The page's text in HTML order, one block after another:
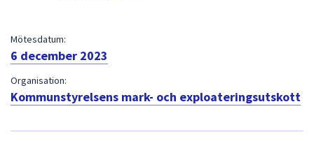
Mötesdatum:
6 december 2023
Organisation:
Kommunstyrelsens mark- och exploateringsutskott